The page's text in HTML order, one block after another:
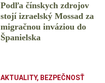
Podľa čínskych zdrojov
stojí izraelský Mossad za
migračnou inváziou do
Španielska
AKTUALITY, BEZPEČNOSŤ